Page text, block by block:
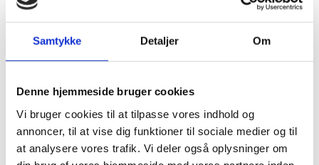
Samtykke Detaljer Om
Denne hjemmeside bruger cookies
Vi bruger cookies til at tilpasse vores indhold og
annoncer, til at vise dig funktioner til sociale medier og til
at analysere vores trafik. Vi deler også oplysninger om
smerte
gør vi derfor alt for at skabe en tryg stemning, så
behandlingen.
Måske er du nervøs for, at det gør ondt, når